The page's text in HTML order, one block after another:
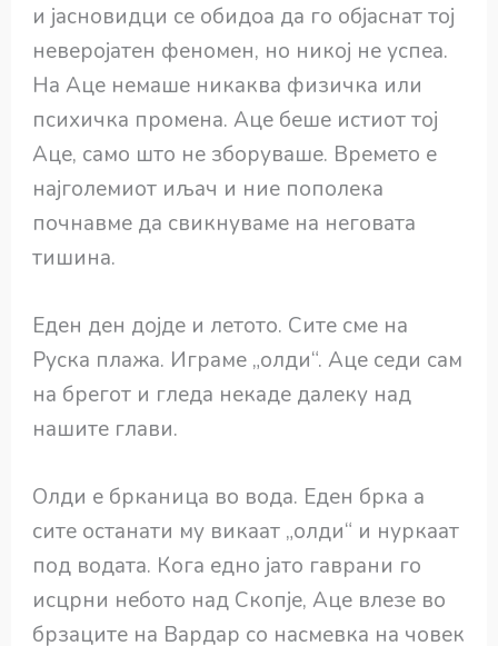
и јасновидци се обидоа да го објаснат тој
неверојатен феномен, но никој не успеа.
На Аце немаше никаква физичка или
психичка промена. Аце беше истиот тој
Аце, само што не зборуваше. Времето е
најголемиот иљач и ние пополека
почнавме да свикнуваме на неговата
тишина.
Еден ден дојде и летото. Сите сме на
Руска плажа. Играме „олди“. Аце седи сам
на брегот и гледа некаде далеку над
нашите глави.
Олди е брканица во вода. Еден брка а
сите останати му викаат „олди“ и нуркаат
под водата. Кога едно јaто гаврани го
исцрни небото над Скопје, Аце влезе во
брзаците на Вардар со насмевка на човек